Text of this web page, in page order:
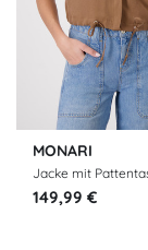
MONARI
Jacke mit
149,99 €